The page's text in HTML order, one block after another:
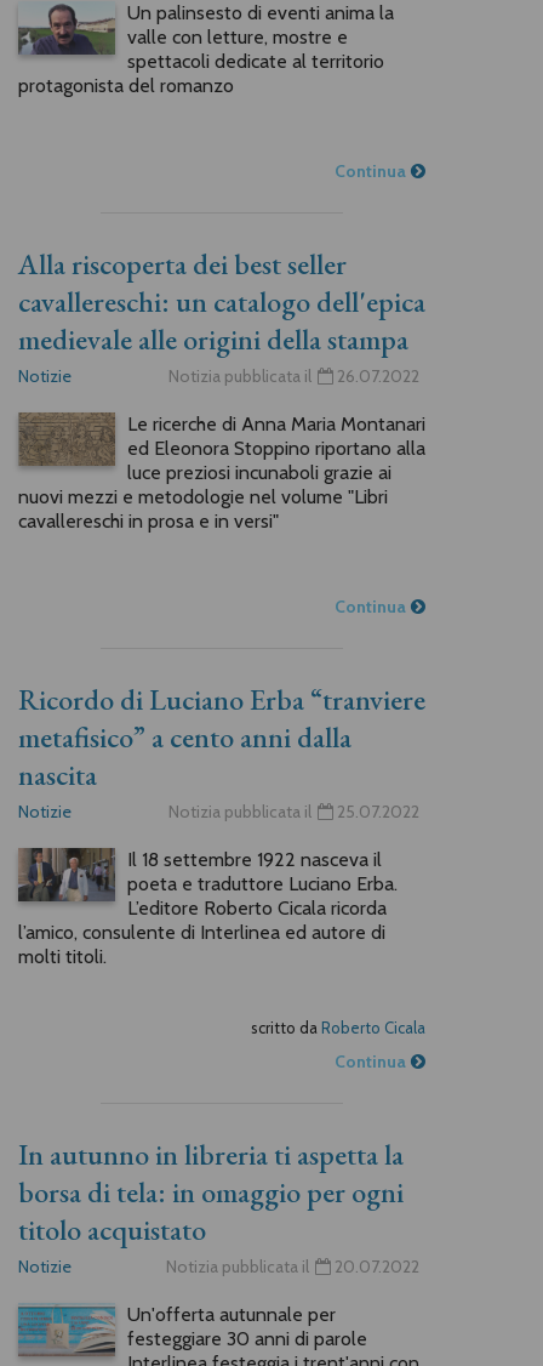
Un palinsesto di eventi anima la
valle con letture, mostre e
spettacoli dedicate al territorio
protagonista del romanzo
Continua
Alla riscoperta dei best seller
cavallereschi: un catalogo dell'epica
medievale alle origini della stampa
Notizie Notizia pubblicata il 26.07.2022
Le ricerche di Anna Maria Montanari
ed Eleonora Stoppino riportano alla
luce preziosi incunaboli grazie ai
nuovi mezzi e metodologie nel volume "Libri
cavallereschi in prosa e in versi"
Continua
Ricordo di Luciano Erba “tranviere
metafisico” a cento anni dalla
nascita
Notizie Notizia pubblicata il 25.07.2022
Il 18 settembre 1922 nasceva il
poeta e traduttore Luciano Erba.
L’editore Roberto Cicala ricorda
l’amico, consulente di Interlinea ed autore di
molti titoli.
scritto da Roberto Cicala
Continua
In autunno in libreria ti aspetta la
borsa di tela: in omaggio per ogni
titolo acquistato
Notizie Notizia pubblicata il 20.07.2022
Un'offerta autunnale per
festeggiare 30 anni di parole